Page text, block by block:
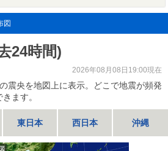
図
24時間)
2026年08月08日19:00現在
震央を地図上に表示。どこで地震が頻発
ます。
東日本 西日本 沖縄